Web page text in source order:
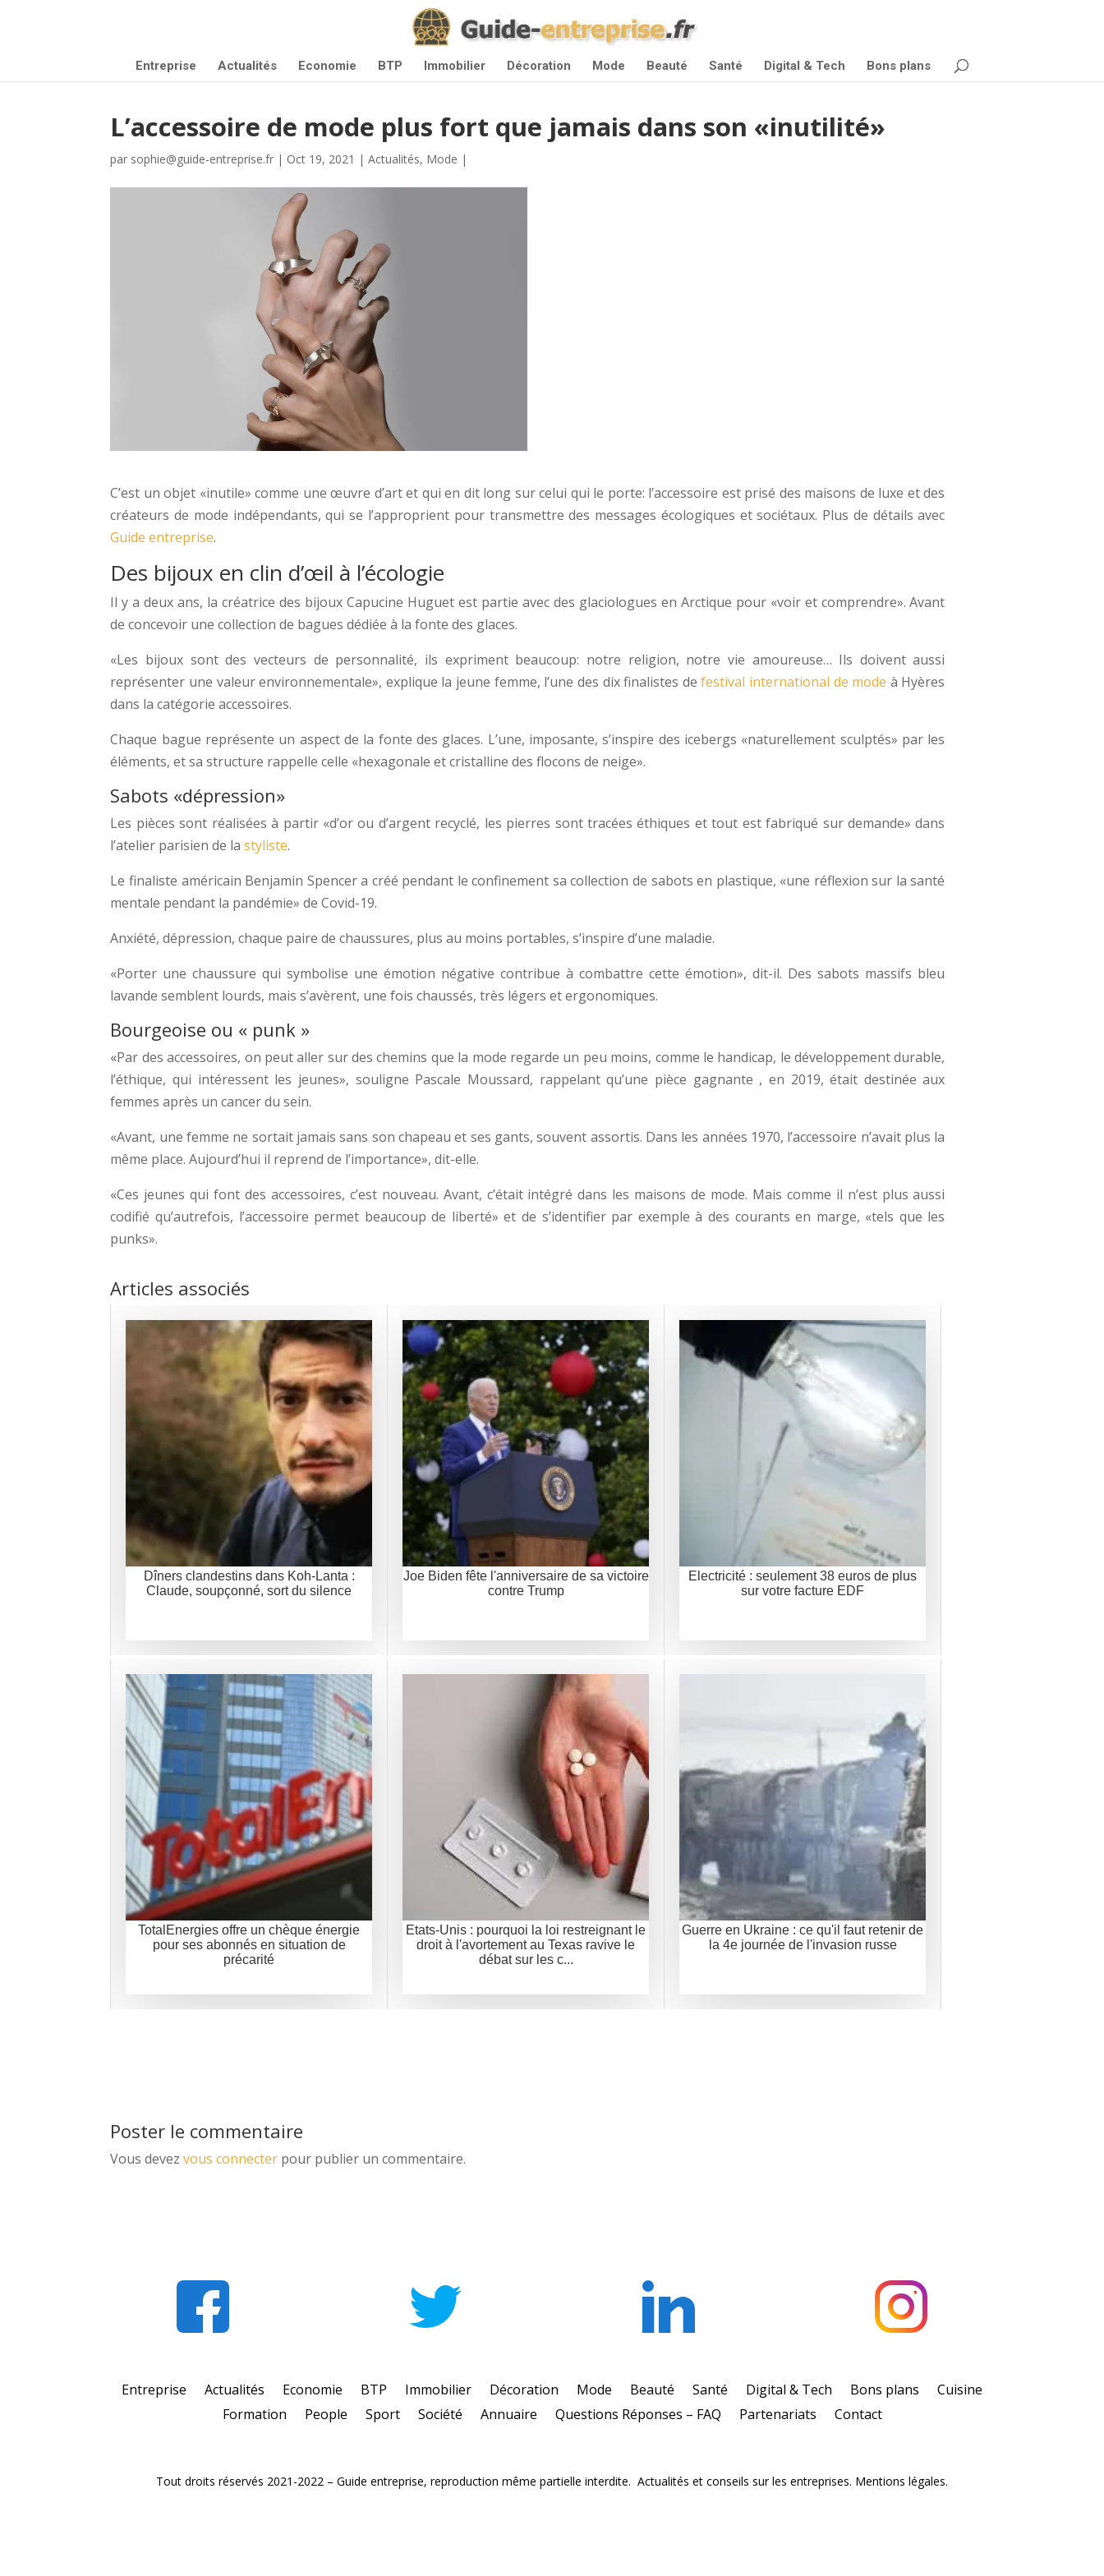
Entreprise Actualités Economie BTP Immobilier Décoration Mode Beauté Santé Digital & Tech Bons plans
L’accessoire de mode plus fort que jamais dans son «inutilité»
par sophie@guide-entreprise.fr | Oct 19, 2021 |Actualités, Mode |
C’est un objet «inutile» comme une œuvre d’art et qui en dit long sur celui qui le porte: l’accessoire est prisé des maisons de luxe et des
créateurs de mode indépendants, qui se l’approprient pour transmettre des messages écologiques et sociétaux. Plus de détails avec
Guide entreprise.
Des bijoux en clin d’œil à l’écologie
Il y a deux ans, la créatrice des bijoux Capucine Huguet est partie avec des glaciologues en Arctique pour «voir et comprendre». Avant
de concevoir une collection de bagues dédiée à la fonte des glaces.
«Les bijoux sont des vecteurs de personnalité, ils expriment beaucoup: notre religion, notre vie amoureuse… Ils doivent aussi
représenter une valeur environnementale», explique la jeune femme, l’une des dix finalistes defestival international de mode à Hyères
dans la catégorie accessoires.
Chaque bague représente un aspect de la fonte des glaces. L’une, imposante, s’inspire des icebergs «naturellement sculptés» par les
éléments, et sa structure rappelle celle «hexagonale et cristalline des flocons de neige».
Sabots «dépression»
Les pièces sont réalisées à partir «d’or ou d’argent recyclé, les pierres sont tracées éthiques et tout est fabriqué sur demande» dans
l’atelier parisien de lastyliste.
Le finaliste américain Benjamin Spencer a créé pendant le confinement sa collection de sabots en plastique, «une réflexion sur la santé
mentale pendant la pandémie» de Covid-19.
Anxiété, dépression, chaque paire de chaussures, plus au moins portables, s’inspire d’une maladie.
«Porter une chaussure qui symbolise une émotion négative contribue à combattre cette émotion», dit-il. Des sabots massifs bleu
lavande semblent lourds, mais s’avèrent, une fois chaussés, très légers et ergonomiques.
Bourgeoise ou « punk »
«Par des accessoires, on peut aller sur des chemins que la mode regarde un peu moins, comme le handicap, le développement durable,
l’éthique, qui intéressent les jeunes», souligne Pascale Moussard, rappelant qu’une pièce gagnante , en 2019, était destinée aux
femmes après un cancer du sein.
«Avant, une femme ne sortait jamais sans son chapeau et ses gants, souvent assortis. Dans les années 1970, l’accessoire n’avait plus la
même place. Aujourd’hui il reprend de l’importance», dit-elle.
«Ces jeunes qui font des accessoires, c’est nouveau. Avant, c’était intégré dans les maisons de mode. Mais comme il n’est plus aussi
codifié qu’autrefois, l’accessoire permet beaucoup de liberté» et de s’identifier par exemple à des courants en marge, «tels que les
punks».
Articles associés
Dîners clandestins dans Koh-Lanta :
Claude, soupçonné, sort du silence
Joe Biden fête l'anniversaire de sa victoire
contre Trump
Electricité : seulement 38 euros de plus
sur votre facture EDF
TotalEnergies offre un chèque énergie
pour ses abonnés en situation de
précarité
Etats-Unis : pourquoi la loi restreignant le
droit à l'avortement au Texas ravive le
débat sur les c...
Guerre en Ukraine : ce qu'il faut retenir de
la 4e journée de l'invasion russe
Poster le commentaire
Vous devezvous connecter pour publier un commentaire.
Entreprise Actualités Economie BTP Immobilier Décoration Mode Beauté Santé Digital & Tech Bons plans
Cuisine
Formation
People Sport Société Annuaire Questions Réponses – FAQ Partenariats Contact
Tout droits réservés 2021-2022 – Guide entreprise, reproduction même partielle interdite. Actualités et conseils sur les entreprises. Mentions légales.